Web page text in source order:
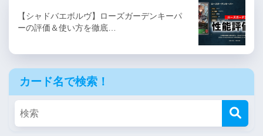
【シャドバエボルヴ】ローズガーデンキーパ
ーの評価＆使い方を徹底…
カード名で検索！